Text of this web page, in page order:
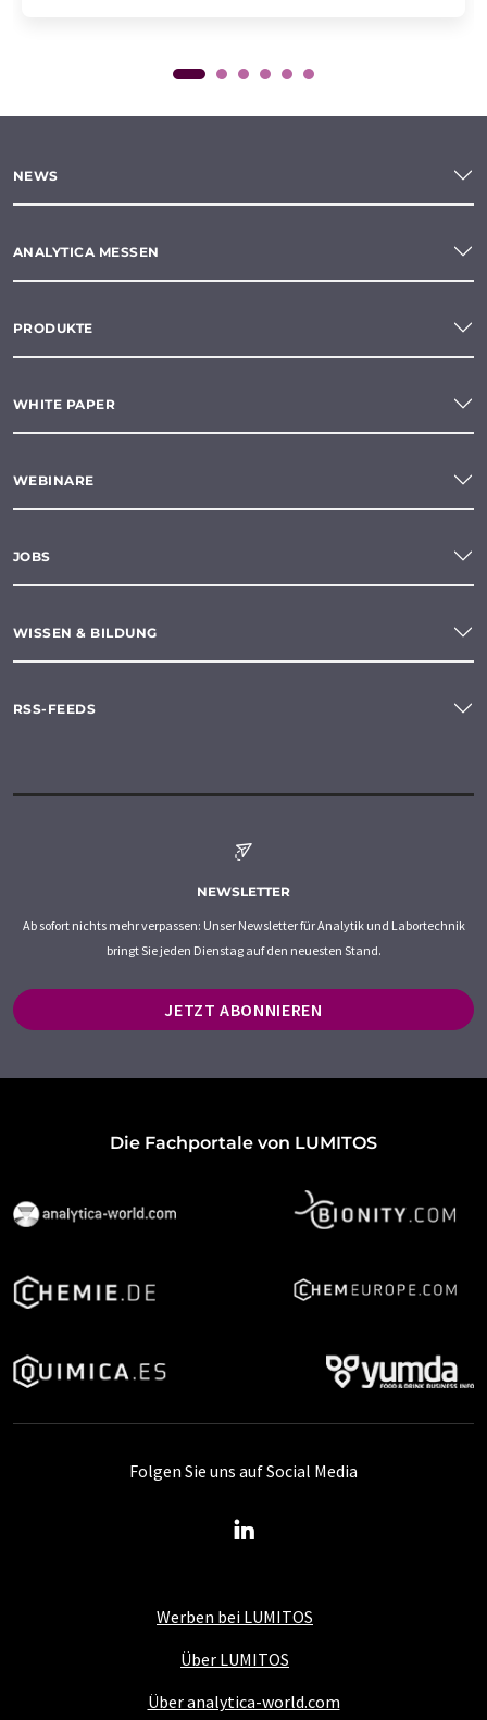
NEWS
ANALYTICA MESSEN
PRODUKTE
WHITE PAPER
WEBINARE
JOBS
WISSEN & BILDUNG
RSS-FEEDS
NEWSLETTER
Ab sofort nichts mehr verpassen: Unser Newsletter für Analytik und Labortechnik
bringt Sie jeden Dienstag auf den neuesten Stand.
JETZT ABONNIEREN
Die Fachportale von LUMITOS
Werben bei LUMITOS
Über LUMITOS
Über analytica-world.com
Folgen Sie uns auf Social Media